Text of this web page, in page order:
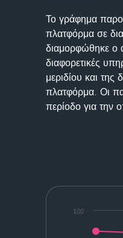
Το γράφημα
πλατφόρμα σε
διαμορφώθηκε ο
διαφορετικές
μεριδίου και
πλατφόρμα. Οι
περίοδο για την
100